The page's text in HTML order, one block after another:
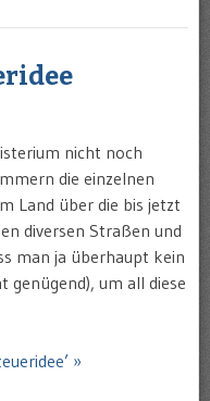
nicht noch
die einzelnen
Land über die bis jetzt
diversen Straßen und
man ja überhaupt kein
genügend), um all diese
»